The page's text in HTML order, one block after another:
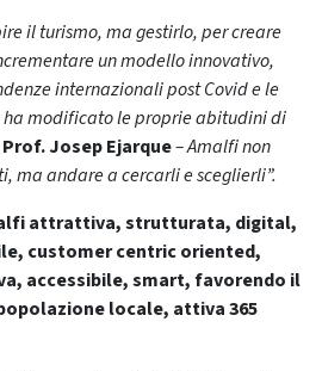
il turismo, ma gestirlo, per creare
un modello innovativo,
internazionali post Covid e le
ha modificato le proprie abitudini di
Josep Ejarque– Amalfi non
ma andare a cercarli e sceglierli”.
attrattiva, strutturata, digital,
customer centric oriented,
accessibile, smart, favorendo il
locale, attiva 365